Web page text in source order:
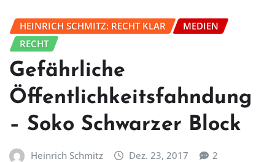
HEINRICH SCHMITZ: RECHT KLAR
MEDIEN
RECHT
Gefährliche
Öffentlichkeitsfahndung
– Soko Schwarzer Block
Heinrich Schmitz Dez. 23, 2017 2